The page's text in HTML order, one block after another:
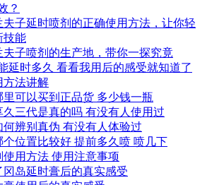
？
子延时喷剂的正确使用方法，让你轻
技能
子喷剂的生产地，带你一探究竟
延时多久 看看我用后的感受就知道了
方法讲解
可以买到正品货 多少钱一瓶
三代是真的吗 有没有人使用过
辨别真伪 有没有人体验过
位置比较好 提前多久喷 喷几下
用方法 使用注意事项
岛延时膏后的真实感受